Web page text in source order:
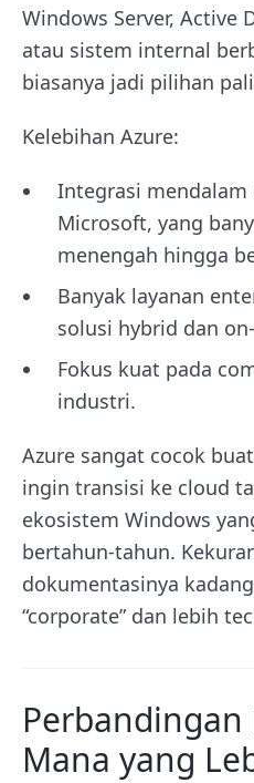
Windows Server, Active
atau sistem internal
biasanya jadi pilihan
Kelebihan Azure:
Integrasi
Microsoft, yang
menengah hingga
Banyak layanan
solusi hybrid dan
Fokus kuat pada
industri.
Azure sangat cocok
ingin transisi ke cloud
ekosistem Windows
bertahun-tahun.
dokumentasinya
“corporate” dan lebih
Mana yang